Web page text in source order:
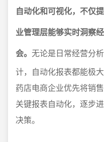
自动化和可视化，不仅
业管理层能够实时洞察
会。 无论是日常经营分
计，自动化报表都能极
药店电商企业优先将销
关键报表自动化，逐步
决策。